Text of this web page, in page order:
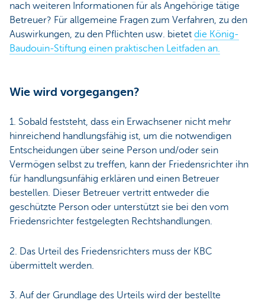
nach weiteren Informationen für als Angehörige tätige
Betreuer? Für allgemeine Fragen zum Verfahren, zu den
Auswirkungen, zu den Pflichten usw. bietet die König-
Baudouin-Stiftung einen praktischen Leitfaden an.
Wie wird vorgegangen?
1. Sobald feststeht, dass ein Erwachsener nicht mehr
hinreichend handlungsfähig ist, um die notwendigen
Entscheidungen über seine Person und/oder sein
Vermögen selbst zu treffen, kann der Friedensrichter ihn
für handlungsunfähig erklären und einen Betreuer
bestellen. Dieser Betreuer vertritt entweder die
geschützte Person oder unterstützt sie bei den vom
Friedensrichter festgelegten Rechtshandlungen.
2. Das Urteil des Friedensrichters muss der KBC
übermittelt werden.
3. Auf der Grundlage des Urteils wird der bestellte